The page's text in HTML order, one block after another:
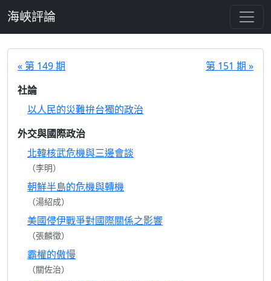
海峽評論
« 第 149 期
第 151 期 »
社論
以人民的災難拚台獨的政治
外交與國際政治
北韓核武危機與三邊會談
（李明）
朝鮮半島的危機與轉機
（湯紹成）
美國侵伊戰爭對國際關係之影響
（張麟徵）
霸權的傲慢
（關佐治）